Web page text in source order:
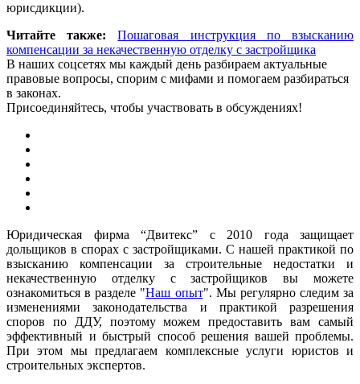
юрисдикции).
Читайте также:
Пошаговая инструкция по взысканию
компенсации за некачественную отделку с застройщика
В наших соцсетях мы каждый день разбираем актуальные
правовые вопросы, спорим с мифами и помогаем разбираться
в законах.
Присоединяйтесь, чтобы участвовать в обсуждениях!
Юридическая фирма “Двитекс” с 2010 года защищает
дольщиков в спорах с застройщиками. С нашей практикой по
взысканию компенсации за строительные недостатки и
некачественную отделку с застройщиков вы можете
ознакомиться в разделе "Наш опыт". Мы регулярно следим за
изменениями законодательства и практикой разрешения
споров по ДДУ, поэтому можем предоставить вам самый
эффективный и быстрый способ решения вашей проблемы.
При этом мы предлагаем комплексные услуги юристов и
строительных экспертов.